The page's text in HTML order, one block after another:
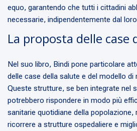
equo, garantendo che tutti i cittadini
necessarie, indipendentemente dal
La proposta delle case
Nel suo libro, Bindi pone particolare
delle case della salute e del modello di
Queste strutture, se ben integrate nel
potrebbero rispondere in modo più
sanitarie quotidiane della popolazione,
ricorrere a strutture ospedaliere e